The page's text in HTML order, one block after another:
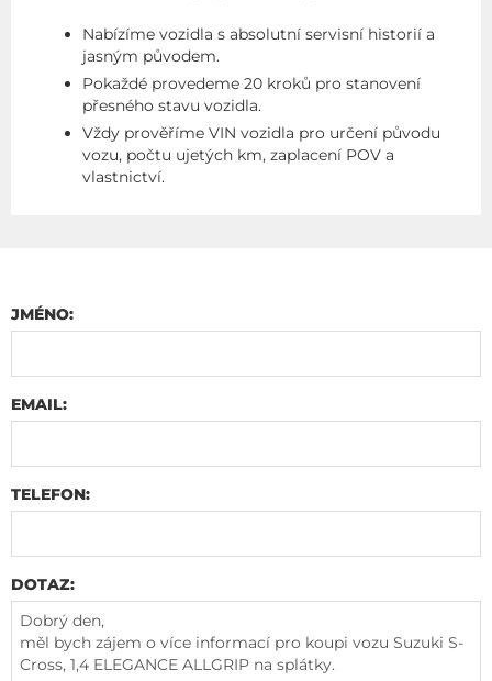
Nabízíme vozidla s absolutní servisní historií a
jasným původem.
Pokaždé provedeme 20 kroků pro stanovení
přesného stavu vozidla.
Vždy prověříme VIN vozidla pro určení původu
vozu, počtu ujetých km, zaplacení POV a
vlastnictví.
JMÉNO:
EMAIL:
TELEFON:
DOTAZ: